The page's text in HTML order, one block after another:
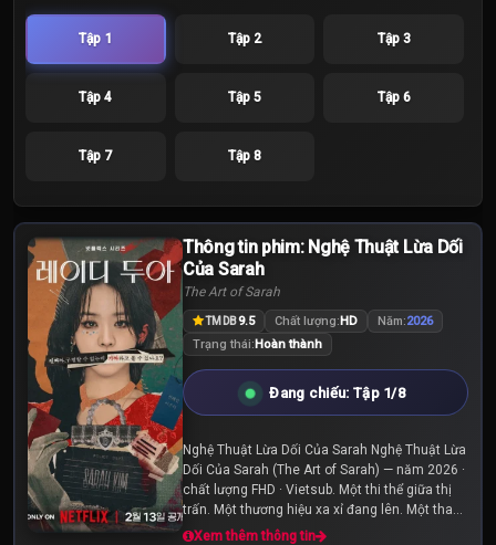
Tập 1 Tập 2 Tập 3
Tập 4 Tập 5 Tập 6
Tập 7 Tập 8
Thông tin phim: Nghệ Thuật Lừa Dối
Của Sarah
The Art of Sarah
TMDB9.5 Chất lượng:HD Năm:2026
Trạng thái:Hoàn thành
Đang chiếu: Tập 1/8
Nghệ Thuật Lừa Dối Của Sarah Nghệ Thuật Lừa
Dối Của Sarah (The Art of Sarah) — năm 2026 ·
chất lượng FHD · Vietsub. Một thi thể giữa thị
trấn. Một thương hiệu xa xỉ đang lên. Một thanh
tra điều tra mọi chi tiết trong câu chuyện liên...
Xem thêm thông tin